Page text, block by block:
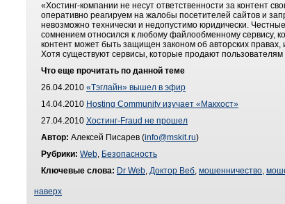
«Хостинг-компании не несут ответственности за контент
оперативно реагируем на жалобы посетителей сайтов и
невозможно технически и недопустимо юридически.
сомнением относился к любому файлообменному сервису,
контент может быть защищен законом об авторских правах,
Хотя существуют сервисы, которые продают
Что еще прочитать по данной теме
26.04.2010 «Тэглайн» вышел в эфир
14.04.2010 Hosting Community изучает «Макхост»
27.04.2010 Хостинг-Fraud не прошел
Автор: Алексей Писарев (info@mskit.ru)
Рубрики: Web, Безопасность
Ключевые слова: Dr Web, Доктор Веб, мошенничество,
наверх